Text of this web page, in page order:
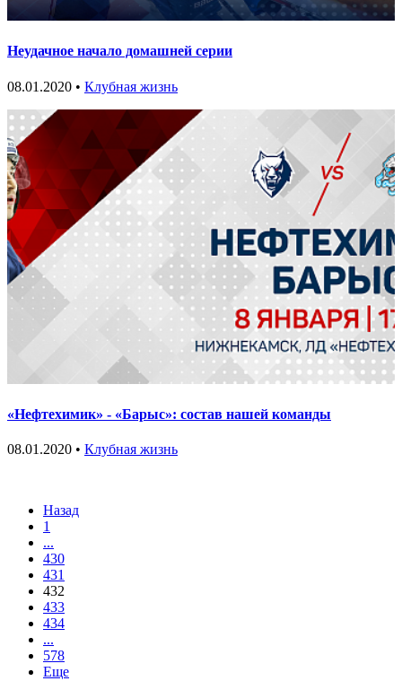
Неудачное начало домашней серии
08.01.2020 • Клубная жизнь
«Нефтехимик» - «Барыс»: состав нашей команды
08.01.2020 • Клубная жизнь
Назад
1
...
430
431
432
433
434
...
578
Еще